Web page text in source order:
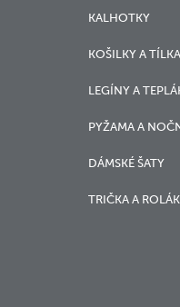
KALHOTKY
KOŠILKY A TÍLKA
LEGÍNY A
PYŽAMA A
DÁMSKÉ ŠATY
TRIČKA A